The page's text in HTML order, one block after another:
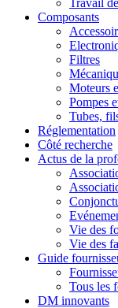
Composants
Filtres
Moteurs
Pompes
Tubes,
Réglementation
Côté recherche
Actus de la
Vie des
Vie des
Guide
Tous les
DM innovants